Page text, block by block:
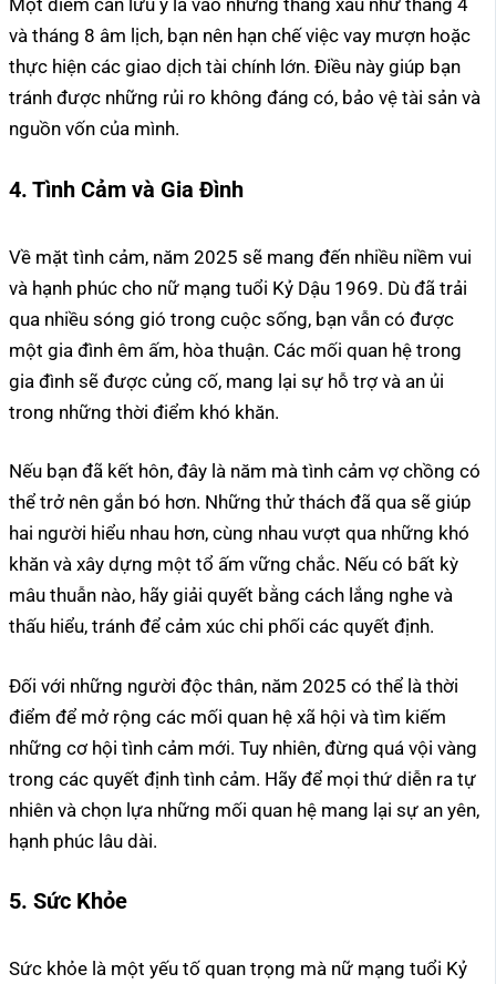
Một điểm cần lưu ý là vào những tháng xấu như tháng 4
và tháng 8 âm lịch, bạn nên hạn chế việc vay mượn hoặc
thực hiện các giao dịch tài chính lớn. Điều này giúp bạn
tránh được những rủi ro không đáng có, bảo vệ tài sản và
nguồn vốn của mình.
4. Tình Cảm và Gia Đình
Về mặt tình cảm, năm 2025 sẽ mang đến nhiều niềm vui
và hạnh phúc cho nữ mạng tuổi Kỷ Dậu 1969. Dù đã trải
qua nhiều sóng gió trong cuộc sống, bạn vẫn có được
một gia đình êm ấm, hòa thuận. Các mối quan hệ trong
gia đình sẽ được củng cố, mang lại sự hỗ trợ và an ủi
trong những thời điểm khó khăn.
Nếu bạn đã kết hôn, đây là năm mà tình cảm vợ chồng có
thể trở nên gắn bó hơn. Những thử thách đã qua sẽ giúp
hai người hiểu nhau hơn, cùng nhau vượt qua những khó
khăn và xây dựng một tổ ấm vững chắc. Nếu có bất kỳ
mâu thuẫn nào, hãy giải quyết bằng cách lắng nghe và
thấu hiểu, tránh để cảm xúc chi phối các quyết định.
Đối với những người độc thân, năm 2025 có thể là thời
điểm để mở rộng các mối quan hệ xã hội và tìm kiếm
những cơ hội tình cảm mới. Tuy nhiên, đừng quá vội vàng
trong các quyết định tình cảm. Hãy để mọi thứ diễn ra tự
nhiên và chọn lựa những mối quan hệ mang lại sự an yên,
hạnh phúc lâu dài.
5. Sức Khỏe
Sức khỏe là một yếu tố quan trọng mà nữ mạng tuổi Kỷ